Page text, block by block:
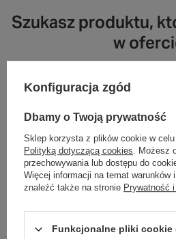
Szukasz produktu,
w
Jeśli nie znalazłeś w naszej ofercie
naszym sklepie, możesz skorzystać ze
byćzalogowany.
+48 732 108
Konfiguracja zgód
Dbamy o Twoją prywatność
Sklep korzysta z plików cookie w celu
Polityką dotyczącą cookies. Możesz
przechowywania lub dostępu do
Więcej informacji na temat warunków
znaleźć także na stronie Prywatność
Funkcjonalne pliki cookie